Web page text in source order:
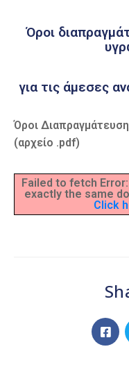
Όροι
για τις άμεσες
Όροι
(αρχείο .pdf)
Failed to fetch
exactly the same
Click